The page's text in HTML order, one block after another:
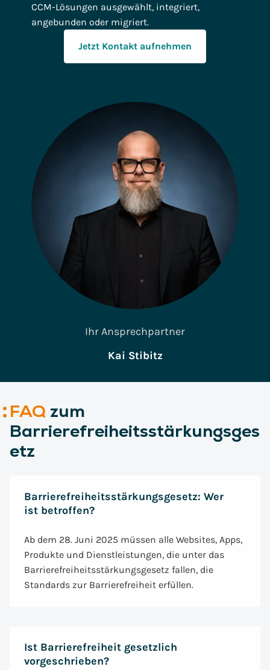
CCM-Lösungen ausgewählt, integriert,
angebunden oder migriert.
Jetzt Kontakt aufnehmen
Ihr Ansprechpartner
Kai Stibitz
FAQ zum
Barrierefreiheitsstärkungsges
etz
Barrierefreiheitsstärkungsgesetz: Wer
ist betroffen?
Ab dem 28. Juni 2025 müssen alle Websites, Apps,
Produkte und Dienstleistungen, die unter das
Barrierefreiheitsstärkungsgesetz fallen, die
Standards zur Barrierefreiheit erfüllen.
Ist Barrierefreiheit gesetzlich
vorgeschrieben?